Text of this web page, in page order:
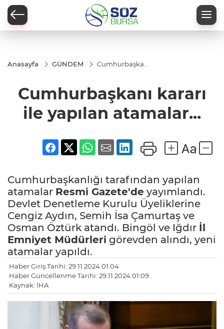
Anasayfa GÜNDEM
Cumhurbaşkanı
atamalar...
Cumhurbaşkanı kararı
ile yapılan atamalar...
Cumhurbaşkanlığı tarafından yapılan
atamalar Resmi Gazete'de yayımlandı.
Devlet Denetleme Kurulu Üyeliklerine
Cengiz Aydın, Semih İsa Çamurtaş ve
Osman Öztürk atandı. Bingöl ve Iğdır İl
Emniyet Müdürleri görevden alındı, yeni
atamalar yapıldı.
Haber Giriş Tarihi: 29.11.2024 01:04
Haber Güncellenme Tarihi: 29.11.2024 01:09
Kaynak: İHA